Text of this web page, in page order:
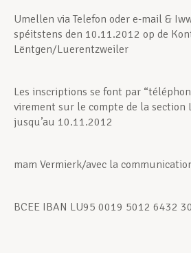
Umellen via Telefon oder e-mail &
spéitstens den 10.11.2012 op de
Lëntgen/Luerentzweiler
Les inscriptions se font par
virement sur le compte de la
jusqu’au 10.11.2012
mam Vermierk/avec la
BCEE IBAN LU95 0019 5012 6432